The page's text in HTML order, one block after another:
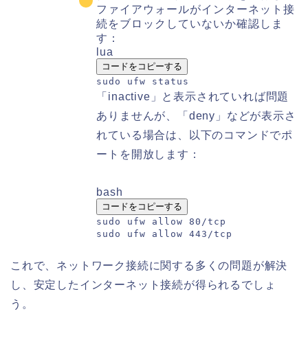
ファイアウォールがインターネット接
続をブロックしていないか確認しま
す：
lua
コードをコピーする
sudo ufw status
「inactive」と表示されていれば問題
ありませんが、「deny」などが表示さ
れている場合は、以下のコマンドでポ
ートを開放します：
bash
コードをコピーする
sudo ufw allow 80/tcp
sudo ufw allow 443/tcp
これで、ネットワーク接続に関する多くの問題が解決
し、安定したインターネット接続が得られるでしょ
う。